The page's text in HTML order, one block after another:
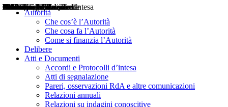
Autorità
Che cos’è l’Autorità
Che cosa fa l’Autorità
Come si finanzia l’Autorità
Delibere
Atti e Documenti
Accordi e Protocolli d’intesa
Atti di segnalazione
Pareri, osservazioni RdA e altre comunicazioni
Relazioni annuali
Relazioni su indagini conoscitive
Delibere
Pareri
Consultazioni
Audizioni
Atti di Segnalazione
Accordi e Protocolli d'Intesa
Relazioni annuali
Misure di regolazione
Notizie
Comunicati Stampa
Bollettini ART
Convegni ART
Interviste del Presidente
Articoli in primo piano
Interventi del Presidente
2004
2005
2010
2013
2014
2015
2016
2017
2018
2019
202
2020
2021
2022
2023
2024
2025
2026
Aereo
Marittimo
Terrestre